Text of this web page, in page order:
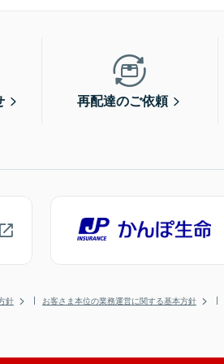
再配達のご依頼
針 お客さま本位の業務運営に関する基本方針